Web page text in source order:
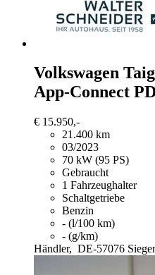
Volkswagen
App-Connect
€ 15.950,-
21.400 km
03/2023
70 kW (95 PS)
Gebraucht
1 Fahrzeughalter
Schaltgetriebe
Benzin
- (l/100 km)
- (g/km)
Händler, DE-57076